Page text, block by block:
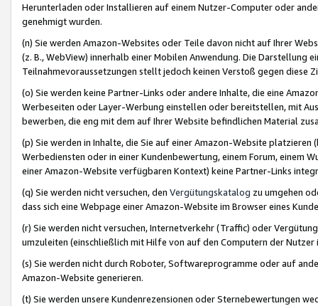
Herunterladen oder Installieren auf einem Nutzer-Computer oder
genehmigt wurden.
(n) Sie werden Amazon-Websites oder Teile davon nicht auf Ihrer
(z. B., WebView) innerhalb einer Mobilen Anwendung. Die Darstellung
Teilnahmevoraussetzungen stellt jedoch keinen Verstoß gegen diese
(o) Sie werden keine Partner-Links oder andere Inhalte, die eine
Werbeseiten oder Layer-Werbung einstellen oder bereitstellen, mit
bewerben, die eng mit dem auf Ihrer Website befindlichen Material
(p) Sie werden in Inhalte, die Sie auf einer Amazon-Website
Werbediensten oder in einer Kundenbewertung, einem Forum, einem
einer Amazon-Website verfügbaren Kontext) keine Partner-Links
(q) Sie werden nicht versuchen, den Vergütungskatalog zu umgehen
dass sich eine Webpage einer Amazon-Website im Browser eines
(r) Sie werden nicht versuchen, Internetverkehr (Traffic) oder
umzuleiten (einschließlich mit Hilfe von auf den Computern der
(s) Sie werden nicht durch Roboter, Softwareprogramme oder auf
Amazon-Website generieren.
(t) Sie werden unsere Kundenrezensionen oder Sternebewertungen